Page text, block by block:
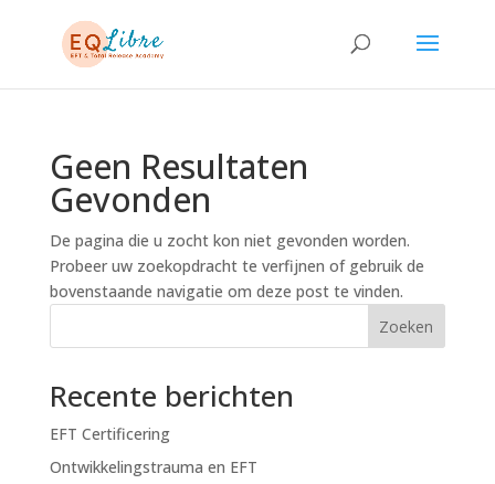
Geen Resultaten
Gevonden
De pagina die u zocht kon niet gevonden worden.
Probeer uw zoekopdracht te verfijnen of gebruik de
bovenstaande navigatie om deze post te vinden.
Zoeken
Recente berichten
EFT Certificering
Ontwikkelingstrauma en EFT